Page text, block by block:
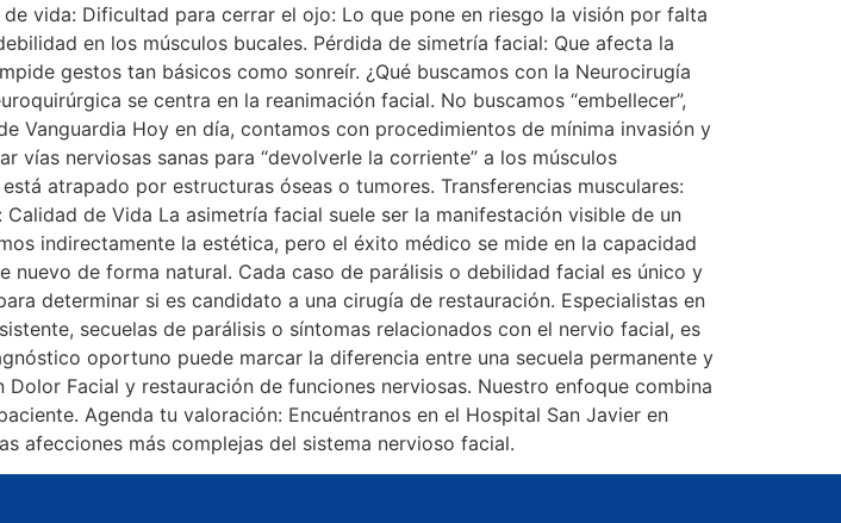
vida: Dificultad para cerrar el ojo: Lo que pone en riesgo la visión por falta
en los músculos bucales. Pérdida de simetría facial: Que afecta la
gestos tan básicos como sonreír. ¿Qué buscamos con la Neurocirugía
se centra en la reanimación facial. No buscamos “embellecer”,
Vanguardia Hoy en día, contamos con procedimientos de mínima invasión y
nerviosas sanas para “devolverle la corriente” a los músculos
atrapado por estructuras óseas o tumores. Transferencias musculares:
de Vida La asimetría facial suele ser la manifestación visible de un
indirectamente la estética, pero el éxito médico se mide en la capacidad
de forma natural. Cada caso de parálisis o debilidad facial es único y
determinar si es candidato a una cirugía de restauración. Especialistas en
secuelas de parálisis o síntomas relacionados con el nervio facial, es
oportuno puede marcar la diferencia entre una secuela permanente y
Facial y restauración de funciones nerviosas. Nuestro enfoque combina
Agenda tu valoración: Encuéntranos en el Hospital San Javier en
afecciones más complejas del sistema nervioso facial.